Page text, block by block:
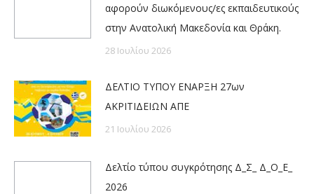
αφορούν διωκόμενους/ες εκπαιδευτικούς
στην Ανατολική Μακεδονία και Θράκη.
28 Ιουλίου 2026
ΔΕΛΤΙΟ ΤΥΠΟΥ ΕΝΑΡΞΗ 27ων
ΑΚΡΙΤΙΔΕΙΩΝ ΑΠΕ
21 Ιουλίου 2026
Δελτίο τύπου συγκρότησης Δ_Σ_ Δ_Ο_Ε_
2026